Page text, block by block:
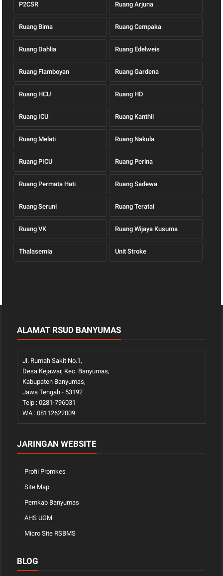
P2CSR Ruang Arjuna
Ruang Bima Ruang Cempaka
Ruang Dahlia Ruang Edelweis
Ruang Flamboyan Ruang Gardena
Ruang HCU Ruang HD
Ruang ICU Ruang Kanthil
Ruang Melati Ruang Nakula
Ruang PICU Ruang Perina
Ruang Permata Hati Ruang Sadewa
Ruang Seruni Ruang Teratai
Ruang VK Ruang Wijaya Kusuma
Thalasemia Unit Stroke
ALAMAT RSUD BANYUMAS
Jl. Rumah Sakit No.1,
Desa Kejawar, Kec. Banyumas,
Kabupaten Banyumas,
Jawa Tengah - 53192
Telp : 0281-796031
WA : 08112622009
JARINGAN WEBSITE
Profil Promkes
Site Map
Pemkab Banyumas
AHS UGM
Micro Site RSBMS
BLOG